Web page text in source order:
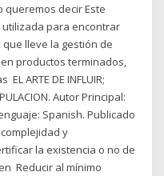
queremos decir Este
para encontrar
que lleve la gestión de
productos terminados,
ARTE DE INFLUIR;
Autor Principal:
Spanish. Publicado
y
la existencia o no de
Reducir al mínimo